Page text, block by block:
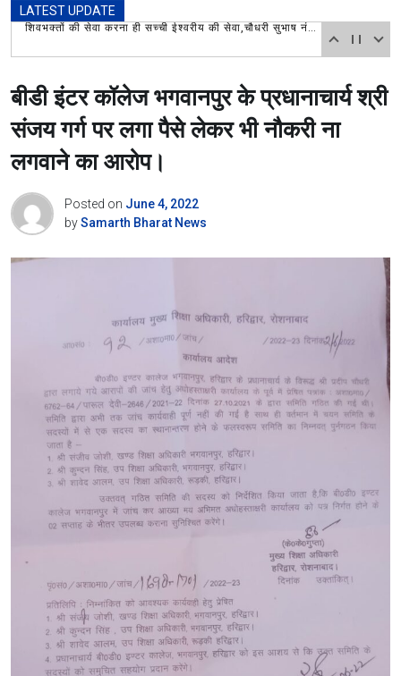
LATEST UPDATE
बीडी इंटर कॉलेज भगवानपुर के प्रधानाचार्य श्री
संजय गर्ग पर लगा पैसे लेकर भी नौकरी ना
लगवाने का आरोप।
Posted on June 4, 2022
bySamarth Bharat News